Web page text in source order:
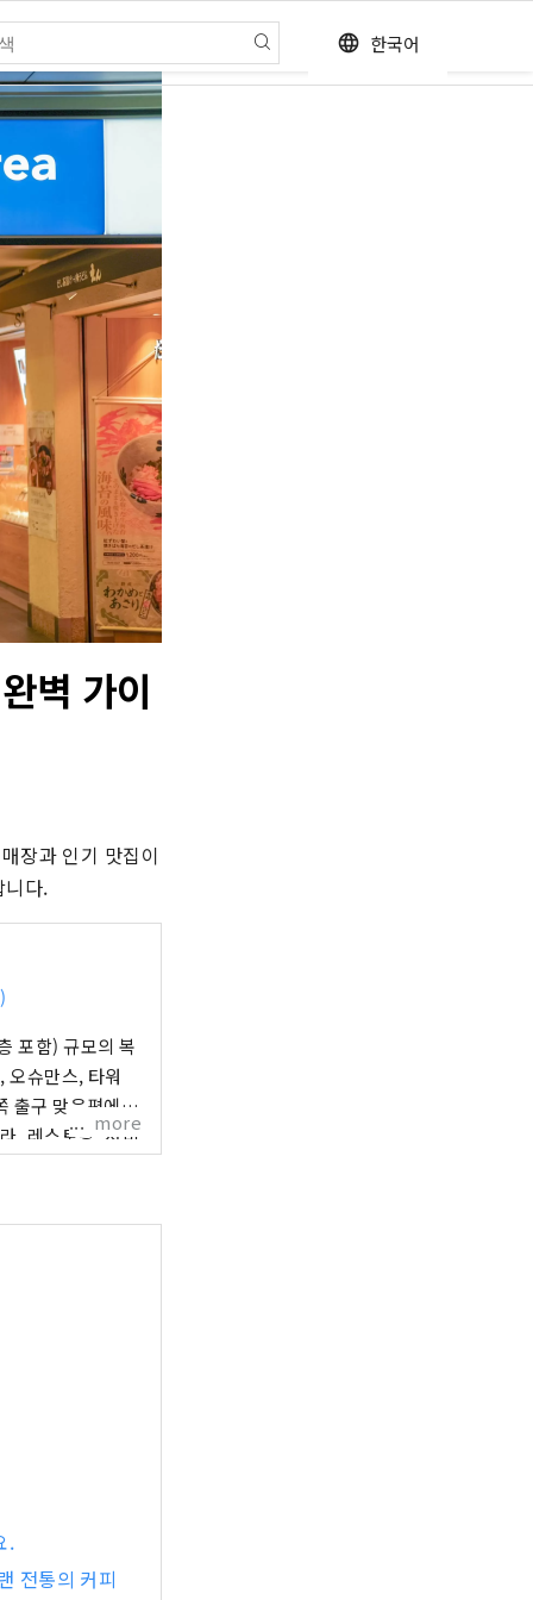
language 한국어
벽 가이
장과 인기 맛집이
다.
포함) 규모의 복
오슈만스, 타워
, 레스토랑, 서비
음식을 즐길 수
more
.
전통의 커피